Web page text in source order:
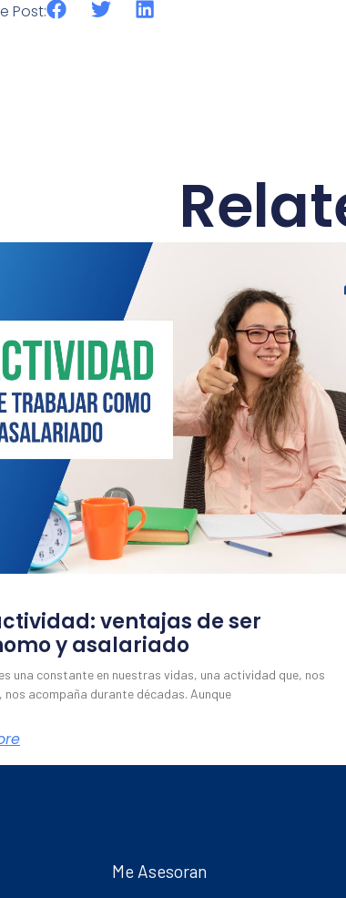
Post:
ventajas de ser
y asalariado
una constante en nuestras vidas, una actividad que, nos
nos acompaña durante décadas. Aunque
Me Asesoran